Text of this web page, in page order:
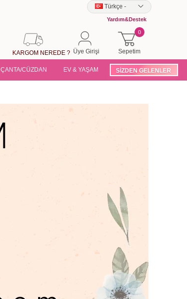
Türkçe -
Yardım&Destek
Sepetim
0
Üye Girişi
KARGOM NEREDE ?
ÇANTA/CÜZDAN EV & YAŞAM SİZDEN GELENLER